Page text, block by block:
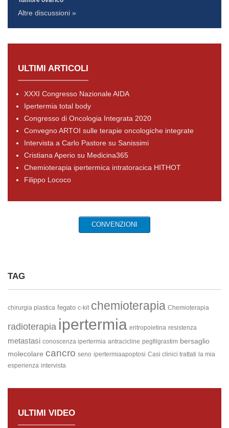
Altre discussioni »
ULTIMI ARTICOLI
XXXI Congresso Nazionale AIDA
Ipertermia total body
Congresso di Oncologia Integrata 2020
Convegno ARTOI sulle terapie oncologiche integrate
Intervista a Carlo Pastore su Sanissimi
Cristiana Aperio su Medicina365
Chemioterapia ipertermica intratoracica HITHOT
Filippo Lococo
CONVENZIONI
TAG
chirurgia plastica fegato c-kit chemioterapia Chemioterapia
radioterapia ipertermia eritropoietina resistenza
metastasi conoscenza ipertermia antracicline pegfilgrastim bersaglio
molecolare cancro seno ipertermiaapoptosi Casi clinici trattati la mia
esperienza intervista
ULTIMI VIDEO